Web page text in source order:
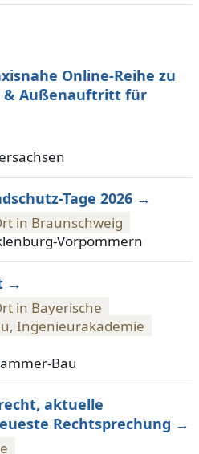
Online-Reihe zu
& Außenauftritt für
Tage 2026
in Braunschweig
Vorpommern
in Bayerische
Ingenieurakademie
Bau
aktuelle
Rechtsprechung